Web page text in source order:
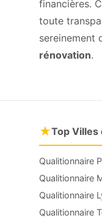
financières.
toute
sereinement
rénovation.
★Top Villes
Qualitionnaire
Qualitionnaire
Qualitionnaire
Qualitionnaire